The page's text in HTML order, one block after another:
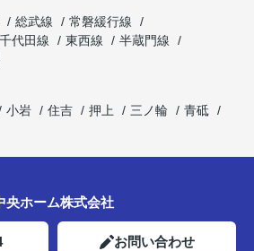
総武線
常磐緩行線
千代田線 東西線
半蔵門線
小岩 住吉 押上 三ノ輪
青砥
央ホーム株式会社
お問い合わせ